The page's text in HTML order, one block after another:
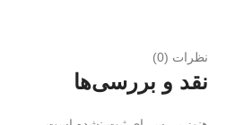
نظرات (0)
نقد و بررسی‌ها